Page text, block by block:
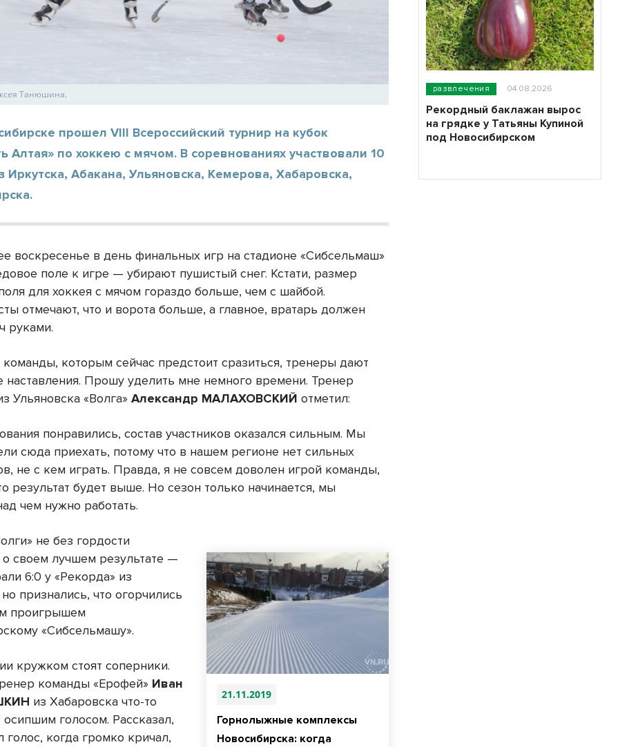
Танюшина.
прошел VIII Всероссийский турнир на кубок
Алтая» по хоккею с мячом. В соревнованиях участвовали 10
Иркутска, Абакана, Ульяновска, Кемерова, Хабаровска,
воскресенье в день финальных игр на стадионе «Сибсельмаш»
поле к игре — убирают пушистый снег. Кстати, размер
для хоккея с мячом гораздо больше, чем с шайбой.
отмечают, что и ворота больше, а главное, вратарь должен
руками.
которым сейчас предстоит сразиться, тренеры дают
наставления. Прошу уделить мне немного времени. Тренер
Ульяновска «Волга»Александр МАЛАХОВСКИЙ отметил:
понравились, состав участников оказался сильным. Мы
сюда приехать, потому что в нашем регионе нет сильных
не с кем играть. Правда, я не совсем доволен игрой команды,
результат будет выше. Но сезон только начинается, мы
чем нужно работать.
21.11.2019
Горнолыжные комплексы
Новосибирска: когда
не без гордости
своем лучшем результате —
6:0 у «Рекорда» из
признались, что огорчились
проигрышем
«Сибсельмашу».
кружком стоят соперники.
команды «Ерофей» Иван
из Хабаровска что-то
осипшим голосом. Рассказал,
голос, когда громко кричал,
развлечения 04.08.2026
Рекордный баклажан вырос
на грядке у Татьяны Купиной
под Новосибирском